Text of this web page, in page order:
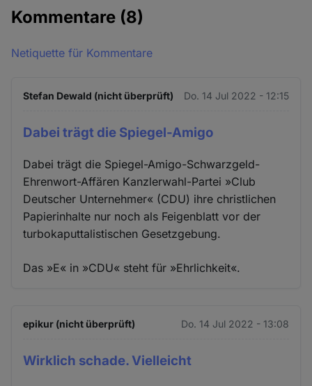
Kommentare (8)
Netiquette für Kommentare
Stefan Dewald (nicht überprüft) Do. 14 Jul 2022 - 12:15
Dabei trägt die Spiegel-Amigo
Dabei trägt die Spiegel-Amigo-Schwarzgeld-
Ehrenwort-Affären Kanzlerwahl-Partei »Club
Deutscher Unternehmer« (CDU) ihre christlichen
Papierinhalte nur noch als Feigenblatt vor der
turbokaputtalistischen Gesetzgebung.
Das »E« in »CDU« steht für »Ehrlichkeit«.
epikur (nicht überprüft) Do. 14 Jul 2022 - 13:08
Wirklich schade. Vielleicht